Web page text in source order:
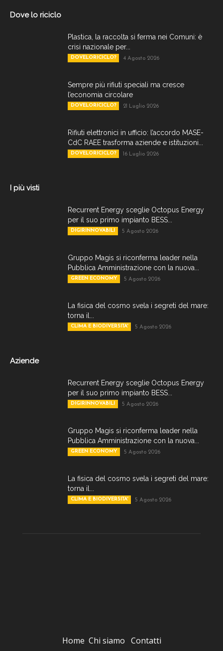
Dove lo riciclo
Plastica, la raccolta si ferma nei Comuni: è
crisi nazionale per...
DOVELORICICLO? 4 Agosto 2026
Sempre più rifiuti speciali ma cresce
l’economia circolare
DOVELORICICLO? 21 Luglio 2026
Rifiuti elettronici in ufficio: l’accordo MASE-
CdC RAEE trasforma aziende e istituzioni...
DOVELORICICLO? 16 Luglio 2026
I più visti
Recurrent Energy sceglie Octopus Energy
per il suo primo impianto BESS...
DIGIRINNOVABILI 5 Agosto 2026
Gruppo Magis si riconferma leader nella
Pubblica Amministrazione con la nuova...
GREEN ECONOMY 5 Agosto 2026
La fisica del cosmo svela i segreti del mare:
torna il...
CLIMA E BIODIVERSITA' 5 Agosto 2026
Aziende
Recurrent Energy sceglie Octopus Energy
per il suo primo impianto BESS...
DIGIRINNOVABILI 5 Agosto 2026
Gruppo Magis si riconferma leader nella
Pubblica Amministrazione con la nuova...
GREEN ECONOMY 5 Agosto 2026
La fisica del cosmo svela i segreti del mare:
torna il...
CLIMA E BIODIVERSITA' 5 Agosto 2026
Home Chi siamo Contatti